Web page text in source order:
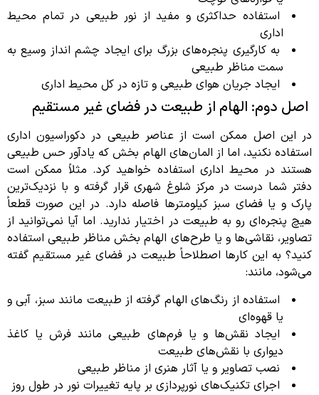
استفاده حداکثری و مفید از نور طبیعی در تمام محیط
اداری
به کارگیری پنجره‌های بزرگ برای ایجاد چشم انداز وسیع به
سمت مناظر طبیعی
ایجاد جریان هوای طبیعی و تازه در کل محیط اداری
اصل دوم: الهام از طبیعت در فضای غیر مستقیم
در این اصل ممکن است از عناصر طبیعی در دکوراسیون اداری
استفاده نکنید، اما از المان‌های الهام بخش که یادآور حس طبیعی
هستند در محیط اداری استفاده خواهید کرد. مثلاً ممکن است
دفتر شما درست در مرکز شلوغ شهری قرار گرفته و با نزدیک‌ترین
پارک و یا فضای سبز کیلومترها فاصله دارد. در این صورت قطعاً
هیچ پنجره‌ای رو به طبیعت در اختیار ندارید. اما آیا نمی‌توانید از
تصاویر، نقاشی‌ها و یا طرح‌های الهام بخش مناظر طبیعی استفاده
کنید؟ به این کارها اصطلاحاً طبیعت در فضای غیر مستقیم گفته
می‌شود، مانند:
استفاده از رنگ‌های الهام گرفته از طبیعت مانند سبز، آبی و
یا قهوه‌ای
ایجاد نقش‌ها و یا فرم‌های طبیعی مانند فرش یا کاغذ
دیواری با نقش‌های طبیعت
نصب تصاویر و یا آثار هنری از مناظر طبیعی
اجرای تکنیک‌های نورپردازی بر پایه تغییرات نور در طول روز